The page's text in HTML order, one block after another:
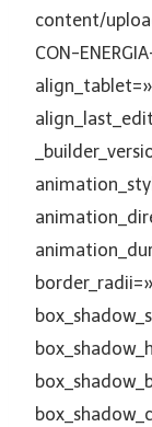
content/
CON-